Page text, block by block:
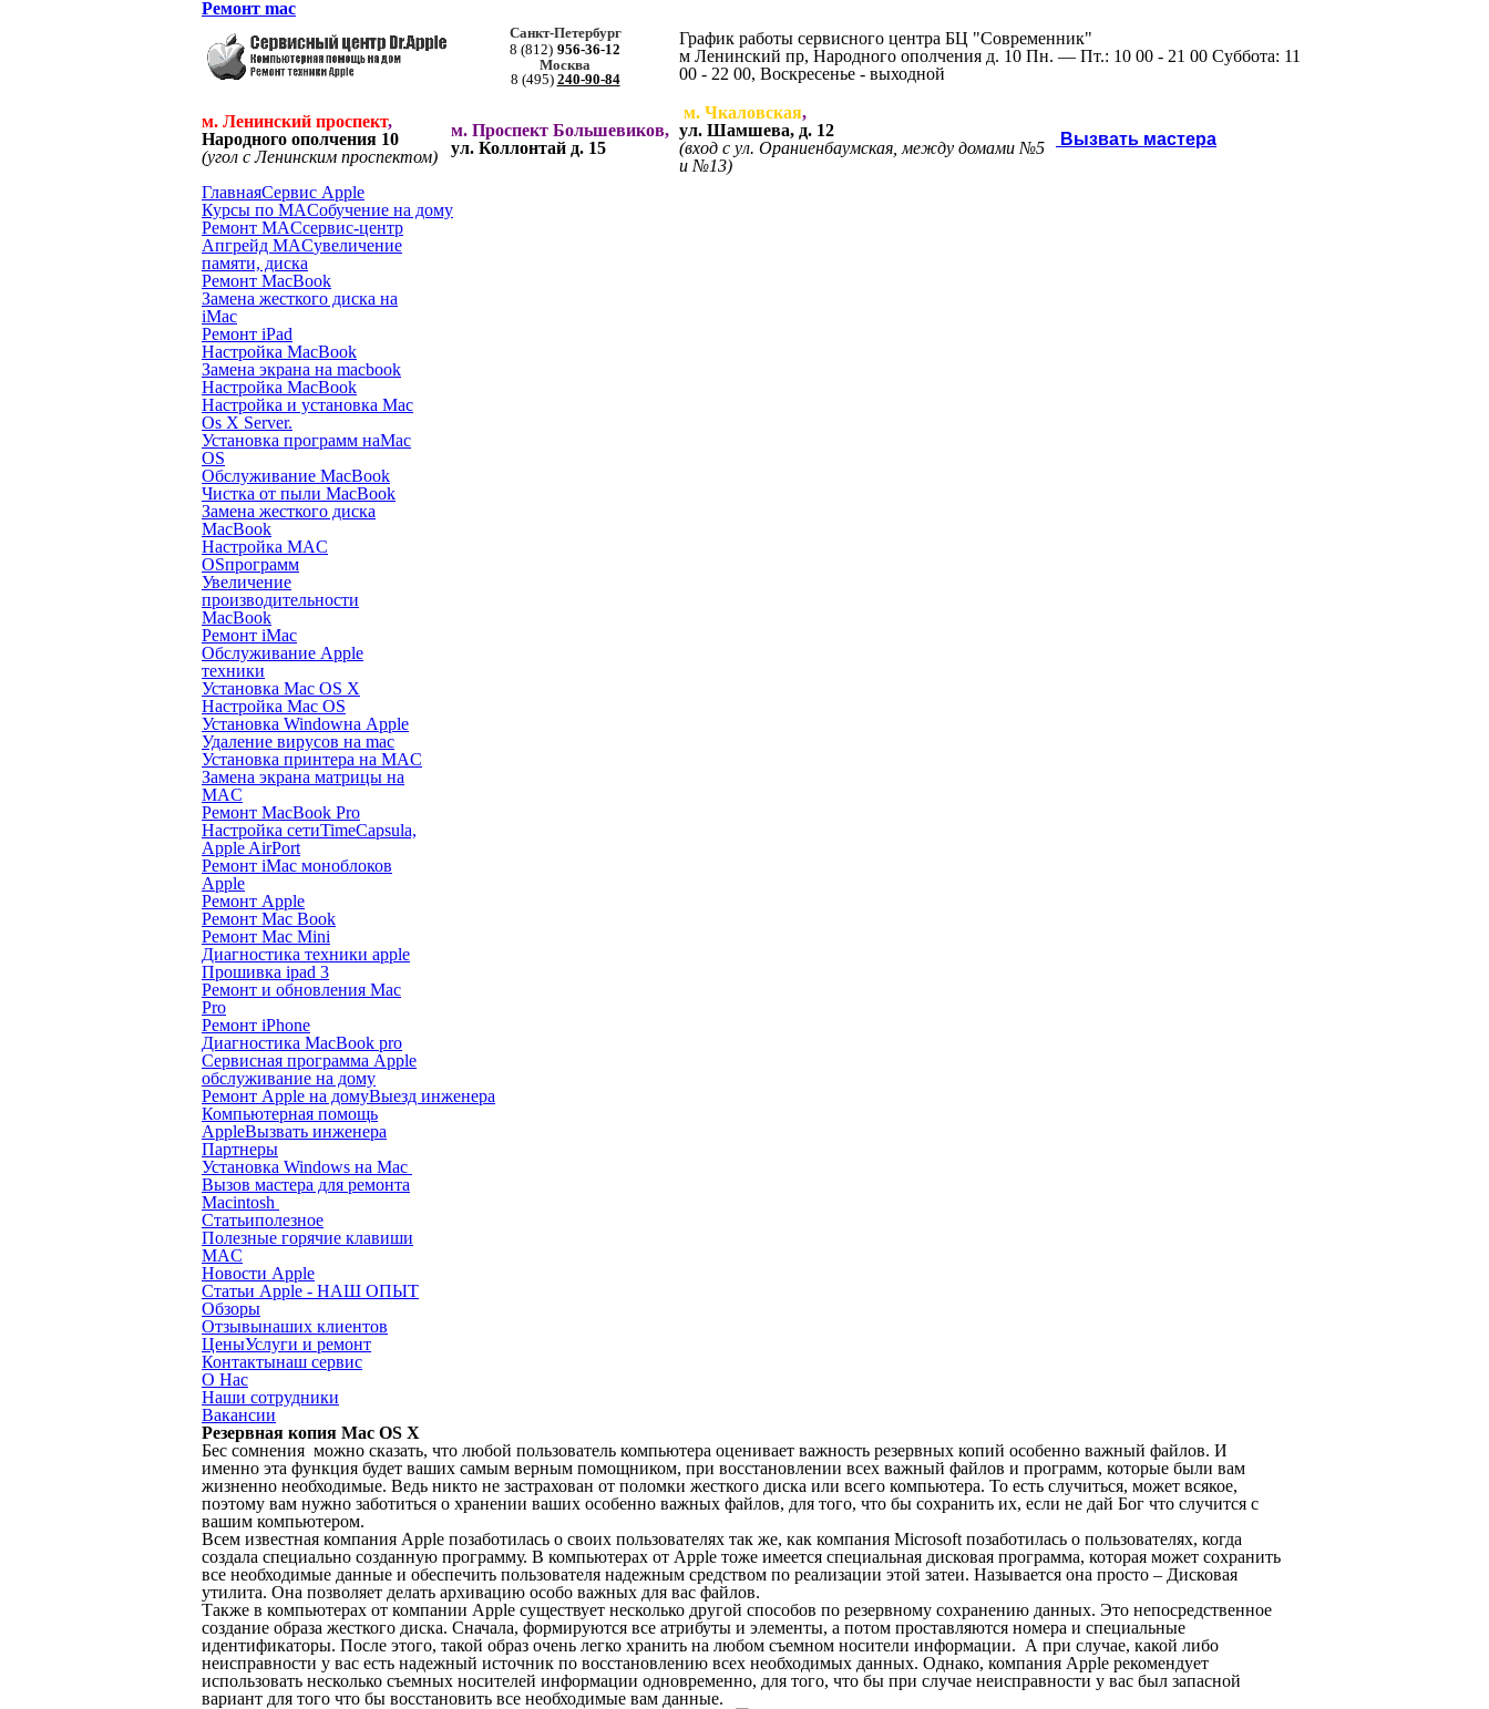
Ремонт mac
Санкт-Петербург
8 (812) 956-36-12
Москва
8 (495) 240-90-84
График работы сервисного центра БЦ "Современник"
м Ленинский пр, Народного ополчения д. 10 Пн. — Пт.: 10 00 - 21 00 Суббота: 11
00 - 22 00, Воскресенье - выходной
м. Ленинский проспект,
Народного ополчения 10
(угол с Ленинским проспектом)
м. Проспект Большевиков,
ул. Коллонтай д. 15
м. Чкаловская,
ул. Шамшева, д. 12
(вход с ул. Ораниенбаумская, между домами №5
и №13)
Вызвать мастера
ГлавнаяCервис Apple
Курсы по MACобучение на дому
Ремонт MACсервис-центр
Апгрейд MACувеличение
памяти, диска
Ремонт MacBook
Замена жесткого диска на
iMac
Ремонт iPad
Настройка MacBook
Замена экрана на macbook
Настройка MacBook
Настройка и установка Mac
Os X Server.
Установка программ наMac
OS
Обслуживание MacBook
Чистка от пыли MacBook
Замена жесткого диска
MacBook
Настройка MAC
OSпрограмм
Увеличение
производительности
MacBook
Ремонт iMac
Обслуживание Apple
техники
Установка Mac OS X
Настройка Mac OS
Установка Windowна Apple
Удаление вирусов на mac
Установка принтера на MAC
Замена экрана матрицы на
MAC
Ремонт MacBook Pro
Настройка сетиTimeCapsula,
Apple AirPort
Ремонт iMac моноблоков
Apple
Ремонт Apple
Ремонт Mac Book
Ремонт Mac Mini
Диагностика техники apple
Прошивка ipad 3
Ремонт и обновления Mac
Pro
Ремонт iPhone
Диагностика MacBook pro
Сервисная программа Apple
обслуживание на дому
Ремонт Apple на домуВыезд инженера
Компьютерная помощь
AppleВызвать инженера
Партнеры
Установка Windows на Mac
Вызов мастера для ремонта
Macintosh
Статьиполезное
Полезные горячие клавиши
MAC
Новости Apple
Статьи Apple - НАШ ОПЫТ
Обзоры
Отзывынаших клиентов
ЦеныУслуги и ремонт
Контактынаш сервис
О Нас
Наши сотрудники
Вакансии
Резервная копия Mac OS X
Бес сомнения можно сказать, что любой пользователь компьютера оценивает важность резервных копий особенно важный файлов. И
именно эта функция будет ваших самым верным помощником, при восстановлении всех важный файлов и программ, которые были вам
жизненно необходимые. Ведь никто не застрахован от поломки жесткого диска или всего компьютера. То есть случиться, может всякое,
поэтому вам нужно заботиться о хранении ваших особенно важных файлов, для того, что бы сохранить их, если не дай Бог что случится с
вашим компьютером.
Всем известная компания Apple позаботилась о своих пользователях так же, как компания Microsoft позаботилась о пользователях, когда
создала специально созданную программу. В компьютерах от Apple тоже имеется специальная дисковая программа, которая может сохранить
все необходимые данные и обеспечить пользователя надежным средством по реализации этой затеи. Называется она просто – Дисковая
утилита. Она позволяет делать архивацию особо важных для вас файлов.
Также в компьютерах от компании Apple существует несколько другой способов по резервному сохранению данных. Это непосредственное
создание образа жесткого диска. Сначала, формируются все атрибуты и элементы, а потом проставляются номера и специальные
идентификаторы. После этого, такой образ очень легко хранить на любом съемном носители информации. А при случае, какой либо
неисправности у вас есть надежный источник по восстановлению всех необходимых данных. Однако, компания Apple рекомендует
использовать несколько съемных носителей информации одновременно, для того, что бы при случае неисправности у вас был запасной
вариант для того что бы восстановить все необходимые вам данные.